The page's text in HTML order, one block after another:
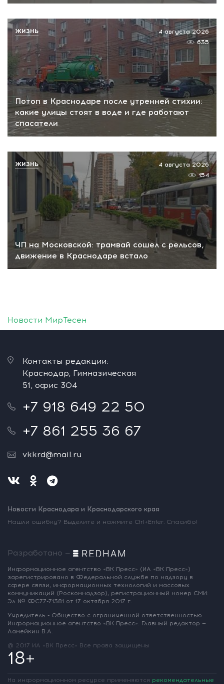
Потоп в Краснодаре после утренней стихии:
какие улицы стоят в воде и где работают
спасатели
4 августа 2026
635
ЖИЗНЬ
ЧП на Московской: трамвай сошел с рельсов,
движение в Краснодаре встало
4 августа 2026
154
ЖИЗНЬ
Новости МирТесен
Контакты редакции:
Краснодар, Гимназическая
51, офис 304
+7 918 649 22 50
+7 861 255 36 67
vkkrd@mail.ru
Новости Краснодара и Краснодарского края
Нашли ошибку? Выделите и нажмите Ctrl+Enter. Спасибо!
Разработано —
Информационное агентство «ВК Пресс» (ИА «ВК Пресс»)
зарегистрировано в Федеральной службе по надзору в
сфере связи, информационных технологий и массовых
коммуникаций (Роскомнадзор), регистрационный номер СМИ:
Эл № ФС77-71381 от 17 октября 2017 г.
Учредитель - Общество с ограниченной ответственностью
Информационное агентство «ВК Пресс». Главный редактор —
Ламейкин В.А.
@ 2017 ИА «ВК Пресс» Все права защищены
18+
На информационном ресурсе применяются рекомендательные